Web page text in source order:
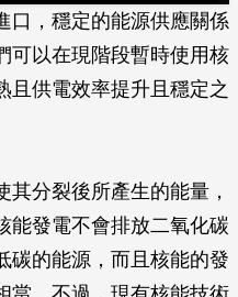
口，穩定的能源供應關係
可以在現階段暫時使用核
且供電效率提升且穩定之
分裂後所產生的能量，
能發電不會排放二氧化碳
碳的能源，而且核能的發